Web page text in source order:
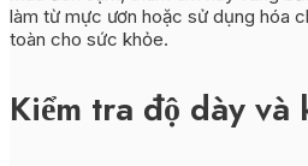
làm từ mực ươn hoặc sử dụng hóa
toàn cho sức khỏe.
Kiểm tra độ dày và